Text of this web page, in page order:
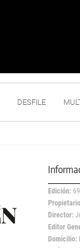
DESFILE
Edición:
Director:
Editor
Domicilio: